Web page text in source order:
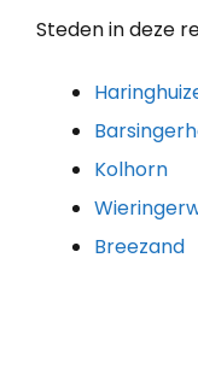
Steden in deze
Kolhorn
Breezand